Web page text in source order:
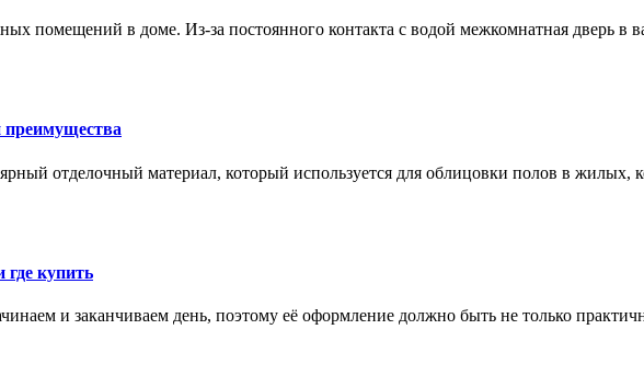
помещений в доме. Из-за постоянного контакта с водой межкомнатная дверь в
преимущества
отделочный материал, который используется для облицовки полов в
купить
и заканчиваем день, поэтому её оформление должно быть не только